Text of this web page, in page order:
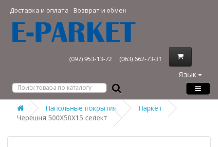
Доставка и оплата Возврат и обмен
(097) 953-13-72 (063) 662-73-31
Язык
Напольные покрытия
Паркет
Черешня 500Х50Х15 селект